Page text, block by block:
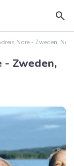
search
Nore - Zweden,
- Zweden,